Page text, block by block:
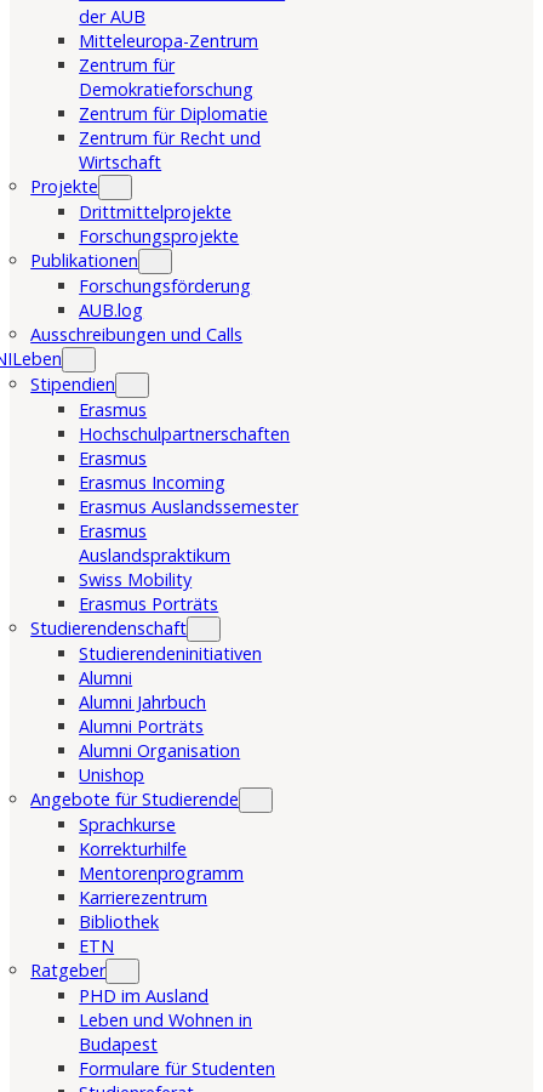
der AUB
Mitteleuropa-Zentrum
Zentrum für
Demokratieforschung
Zentrum für Diplomatie
Zentrum für Recht und
Wirtschaft
Projekte
Drittmittelprojekte
Forschungsprojekte
Publikationen
Forschungsförderung
AUB.log
Ausschreibungen und Calls
Stipendien
Erasmus
Hochschulpartnerschaften
Erasmus
Erasmus Incoming
Erasmus Auslandssemester
Erasmus
Auslandspraktikum
Swiss Mobility
Erasmus Porträts
Studierendenschaft
Studierendeninitiativen
Alumni
Alumni Jahrbuch
Alumni Porträts
Alumni Organisation
Unishop
Angebote für Studierende
Sprachkurse
Korrekturhilfe
Mentorenprogramm
Karrierezentrum
Bibliothek
ETN
Ratgeber
PHD im Ausland
Leben und Wohnen in
Budapest
Formulare für Studenten